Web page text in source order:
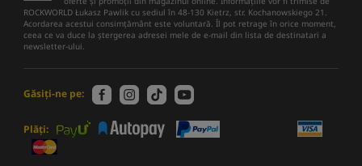
ROCKWORLD Łukasz Pawlik cu sediul în 48-130 Kietrz, str. Kochanowskiego 21.
Acordarea acestui consimțământ este voluntară. Îl pot retrage în orice moment,
ceea ce va duce la ștergerea adresei mele de e-mail din lista de destinatari a
newsletter-ului.
Găsiți-ne pe:
Plăți: